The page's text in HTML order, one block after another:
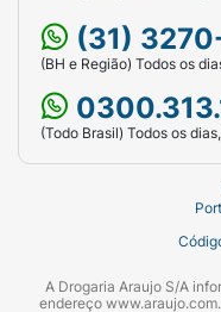
(31)
(BH e Região) Todos os
(Todo Brasil) Todos os
A Drogaria Araujo S/A
endereço